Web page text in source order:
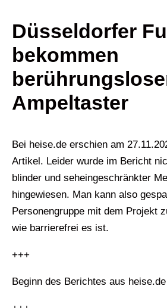
Düsseldorfer
bekommen
Ampeltaster
Bei heise.de erschien am
Artikel. Leider wurde im Bericht
blinder und seheingeschränkter
hingewiesen. Man kann also
Personengruppe mit dem Projekt
wie barrierefrei es ist.
+++
Beginn des Berichtes aus heise.de